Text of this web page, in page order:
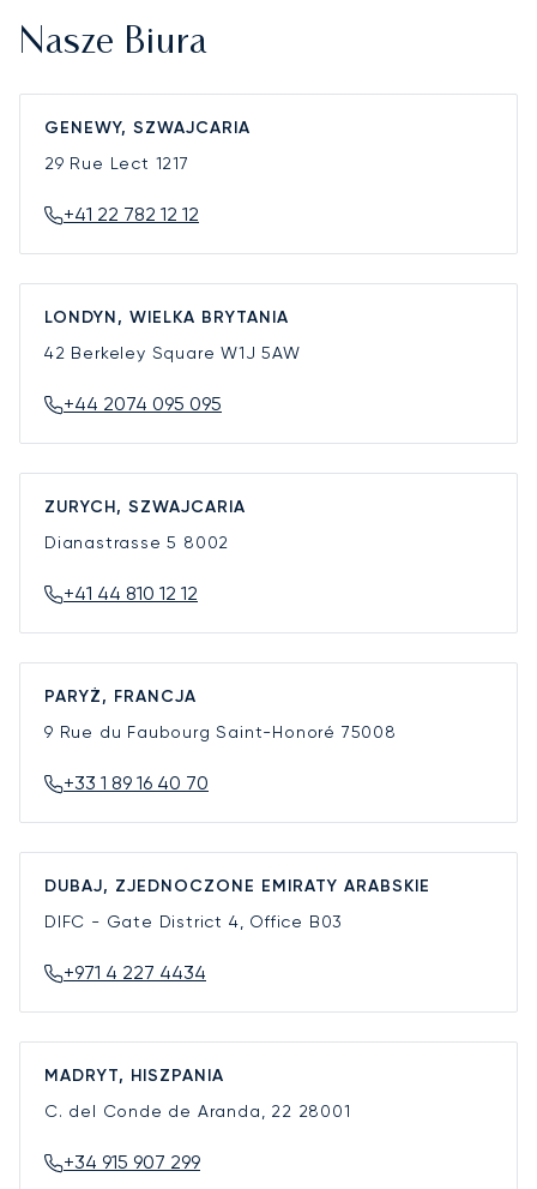
Nasze Biura
GENEWY, SZWAJCARIA
29 Rue Lect 1217
+41 22 782 12 12
LONDYN, WIELKA BRYTANIA
42 Berkeley SquareW1J 5AW
+44 2074 095 095
ZURYCH, SZWAJCARIA
Dianastrasse 5 8002
+41 44 810 12 12
PARYŻ, FRANCJA
9 Rue du Faubourg Saint-Honoré 75008
+33 1 89 16 40 70
DUBAJ, ZJEDNOCZONE EMIRATY ARABSKIE
DIFC - Gate District 4, Office B03
+971 4 227 4434
MADRYT, HISZPANIA
C. del Conde de Aranda, 22 28001
+34 915 907 299